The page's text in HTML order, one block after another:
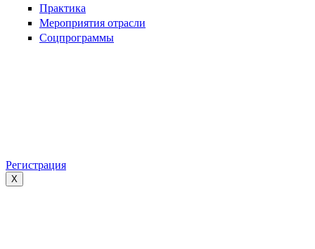
Практика
Мероприятия отрасли
Соцпрограммы
Регистрация
X